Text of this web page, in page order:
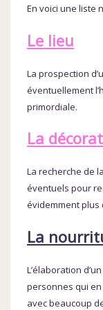
En voici une liste
Le lieu
La prospection
éventuellement
primordiale.
La
La recherche de
éventuels pour
évidemment plus
La
L’élaboration
personnes qui
avec beaucoup